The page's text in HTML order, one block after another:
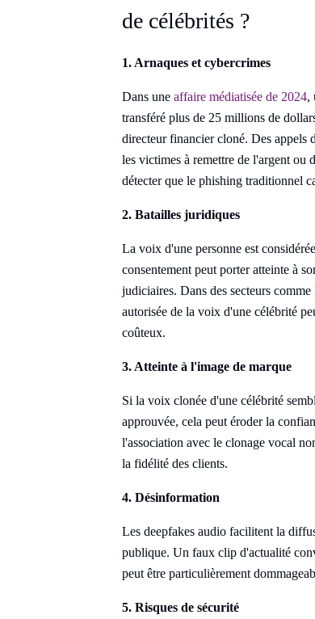
de célébrités ?
1. Arnaques et cybercrimes
Dans une affaire médiatisée de 2024,
transféré plus de 25 millions de
directeur financier cloné. Des appels
les victimes à remettre de l'argent ou
détecter que le phishing traditionnel
2. Batailles juridiques
La voix d'une personne est
consentement peut porter atteinte à
judiciaires. Dans des secteurs
autorisée de la voix d'une célébrité
coûteux.
3. Atteinte à l'image de marque
Si la voix clonée d'une célébrité
approuvée, cela peut éroder la
l'association avec le clonage vocal
la fidélité des clients.
4. Désinformation
Les deepfakes audio facilitent la
publique. Un faux clip d'actualité
peut être particulièrement
5. Risques de sécurité